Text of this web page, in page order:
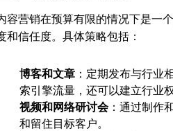
容营销在预算有限的情况下是一
和信任度。具体策略包括：
博客和文章 ：定期发布与行业
索引擎流量，还可以建立行业权
视频和网络研讨会：通过制作
和留住目标客户。